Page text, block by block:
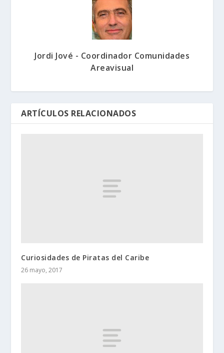
Jordi Jové - Coordinador Comunidades
Areavisual
ARTÍCULOS RELACIONADOS
Curiosidades de Piratas del Caribe
26 mayo, 2017